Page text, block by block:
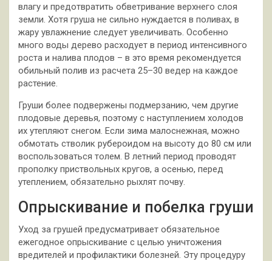
влагу и предотвратить обветривание верхнего слоя
земли. Хотя груша не сильно нуждается в поливах, в
жару увлажнение следует увеличивать. Особенно
много воды дерево расходует в период интенсивного
роста и налива плодов – в это время рекомендуется
обильный полив из расчета 25–30 ведер на каждое
растение.
Груши более подвержены подмерзанию, чем другие
плодовые деревья, поэтому с наступлением холодов
их утепляют снегом. Если зима малоснежная, можно
обмотать стволик рубероидом на высоту до 80 см или
воспользоваться толем. В летний период проводят
прополку приствольных кругов, а осенью, перед
утеплением, обязательно рыхлят почву.
Опрыскивание и побелка груши
Уход за грушей предусматривает обязательное
ежегодное опрыскивание с целью уничтожения
вредителей и профилактики болезней. Эту процедуру